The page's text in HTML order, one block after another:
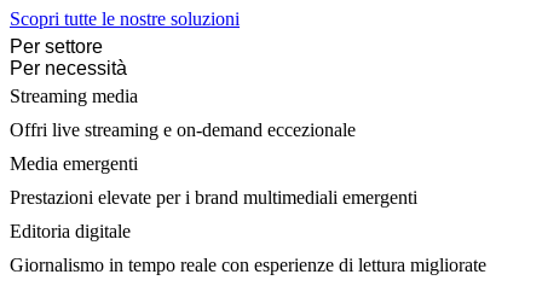
Scopri tutte le nostre soluzioni
Per settore
Per necessità
Streaming media
Offri live streaming e on-demand eccezionale
Media emergenti
Prestazioni elevate per i brand multimediali emergenti
Editoria digitale
Giornalismo in tempo reale con esperienze di lettura migliorate